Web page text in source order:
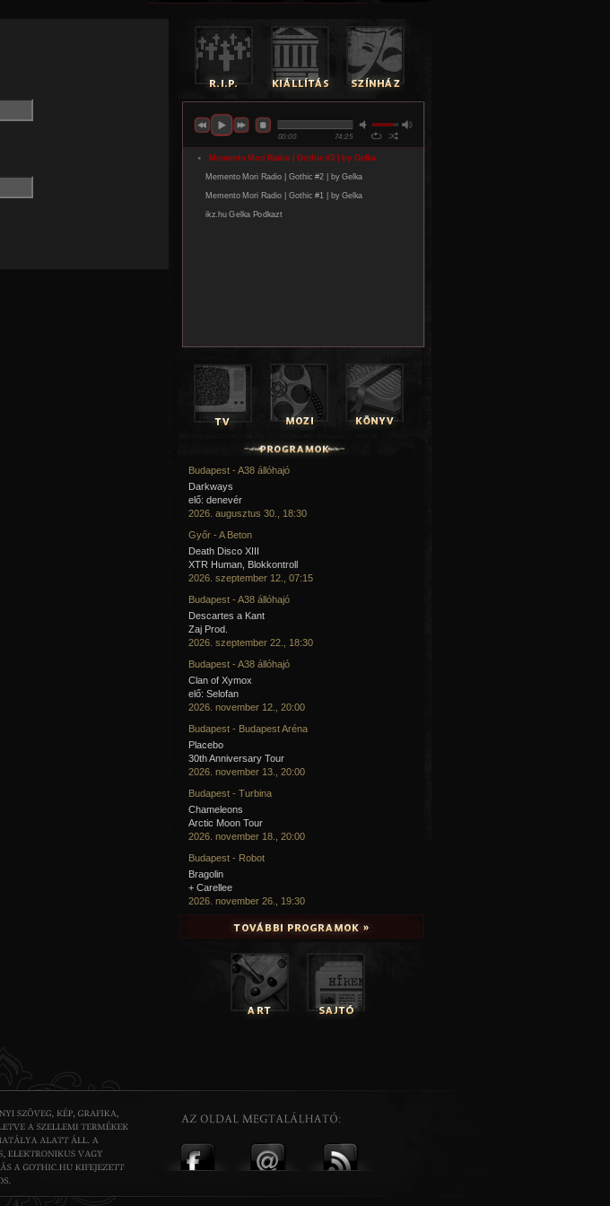
Budapest - A38 állóhajó
Darkways
elő: denevér
2026. augusztus 30., 18:30
Győr - A Beton
Death Disco XIII
XTR Human, Blokkontroll
2026. szeptember 12., 07:15
Budapest - A38 állóhajó
Descartes a Kant
Zaj Prod.
2026. szeptember 22., 18:30
Budapest - A38 állóhajó
Clan of Xymox
elő: Selofan
2026. november 12., 20:00
Budapest - Budapest Aréna
Placebo
30th Anniversary Tour
2026. november 13., 20:00
Budapest - Turbina
Chameleons
Arctic Moon Tour
2026. november 18., 20:00
Budapest - Robot
Bragolin
+ Carellee
2026. november 26., 19:30